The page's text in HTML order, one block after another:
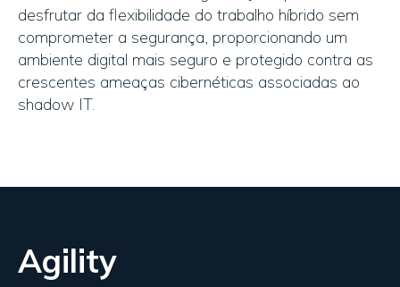
desfrutar da flexibilidade do trabalho híbrido sem
comprometer a segurança, proporcionando um
ambiente digital mais seguro e protegido contra as
crescentes ameaças cibernéticas associadas ao
shadow IT.
Agility